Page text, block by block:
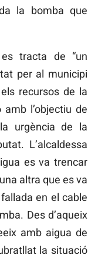
la bomba que
tracta de “un
per al municipi
recursos de la
l’objectiu de
urgència de la
L’alcaldessa
es va trencar
altra que es va
en el cable
Des d’aqueix
amb aigua de
la situació